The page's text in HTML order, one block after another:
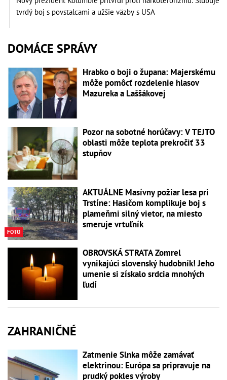
tvrdý boj s povstalcami a užšie väzby s USA
DOMÁCE SPRÁVY
Hrabko o boji o župana: Majerskému
môže pomôcť rozdelenie hlasov
Mazureka a Laššákovej
Pozor na sobotné horúčavy: V TEJTO
oblasti môže teplota prekročiť 33
stupňov
FOTO
AKTUÁLNE Masívny požiar lesa pri
Trstíne: Hasičom komplikuje boj s
plameňmi silný vietor, na miesto
smeruje vrtuľník
OBROVSKÁ STRATA Zomrel
vynikajúci slovenský hudobník! Jeho
umenie si získalo srdcia mnohých
ľudí
ZAHRANIČNÉ
Zatmenie Slnka môže zamávať
elektrinou: Európa sa pripravuje na
prudký pokles výroby